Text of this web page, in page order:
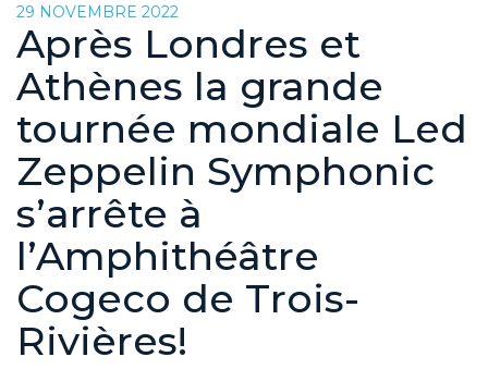
29 NOVEMBRE 2022
Après Londres et
Athènes la grande
tournée mondiale Led
Zeppelin Symphonic
s’arrête à
l’Amphithéâtre
Cogeco de Trois-
Rivières!